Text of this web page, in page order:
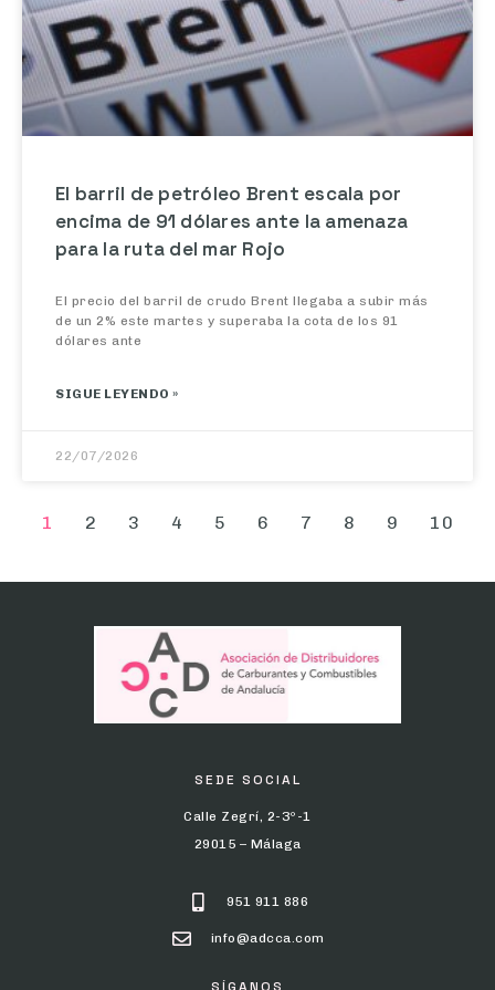
El barril de petróleo Brent escala por
encima de 91 dólares ante la amenaza
para la ruta del mar Rojo
El precio del barril de crudo Brent llegaba a subir más
de un 2% este martes y superaba la cota de los 91
dólares ante
SIGUE LEYENDO »
22/07/2026
1 2 3 4 5 6 7 8 9 10
SEDE SOCIAL
Calle Zegrí, 2-3º-1
29015 – Málaga
951 911 886
info@adcca.com